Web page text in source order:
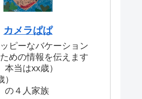
カメラぱぱ
ピーなバケーション
めの情報を伝えます
本当はxx歳）
の４人家族